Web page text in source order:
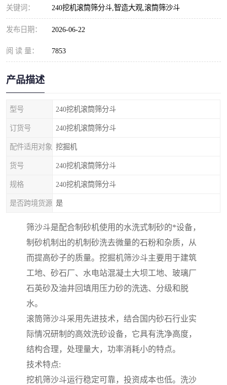
关键词： 240挖机滚筒筛分斗,智造大观,滚筒筛沙斗
发布日期： 2026-06-22
阅 读 量： 7853
产品描述
型号 240挖机滚筒筛分斗
订货号 240挖机滚筒筛分斗
配件适用对象 挖掘机
货号 240挖机滚筒筛分斗
规格 240挖机滚筒筛分斗
是否跨境货源 是
筛沙斗是配合制砂机使用的水洗式制砂的*设备，
制砂机制出的机制砂洗去微量的石粉和杂质，从
而提高砂子的质量。挖掘机筛沙斗主要用于建筑
工地、砂石厂、水电站混凝土大坝工地、玻璃厂
石英砂及油井回填用压力砂的洗选、分级和脱
水。
滚筒筛沙斗采用先进技术，结合国内砂石行业实
际情况研制的高效洗砂设备，它具有洗净高度，
结构合理，处理量大，功率消耗小的特点。
技术特点:
挖机筛沙斗运行稳定可靠，投资成本也低。洗沙